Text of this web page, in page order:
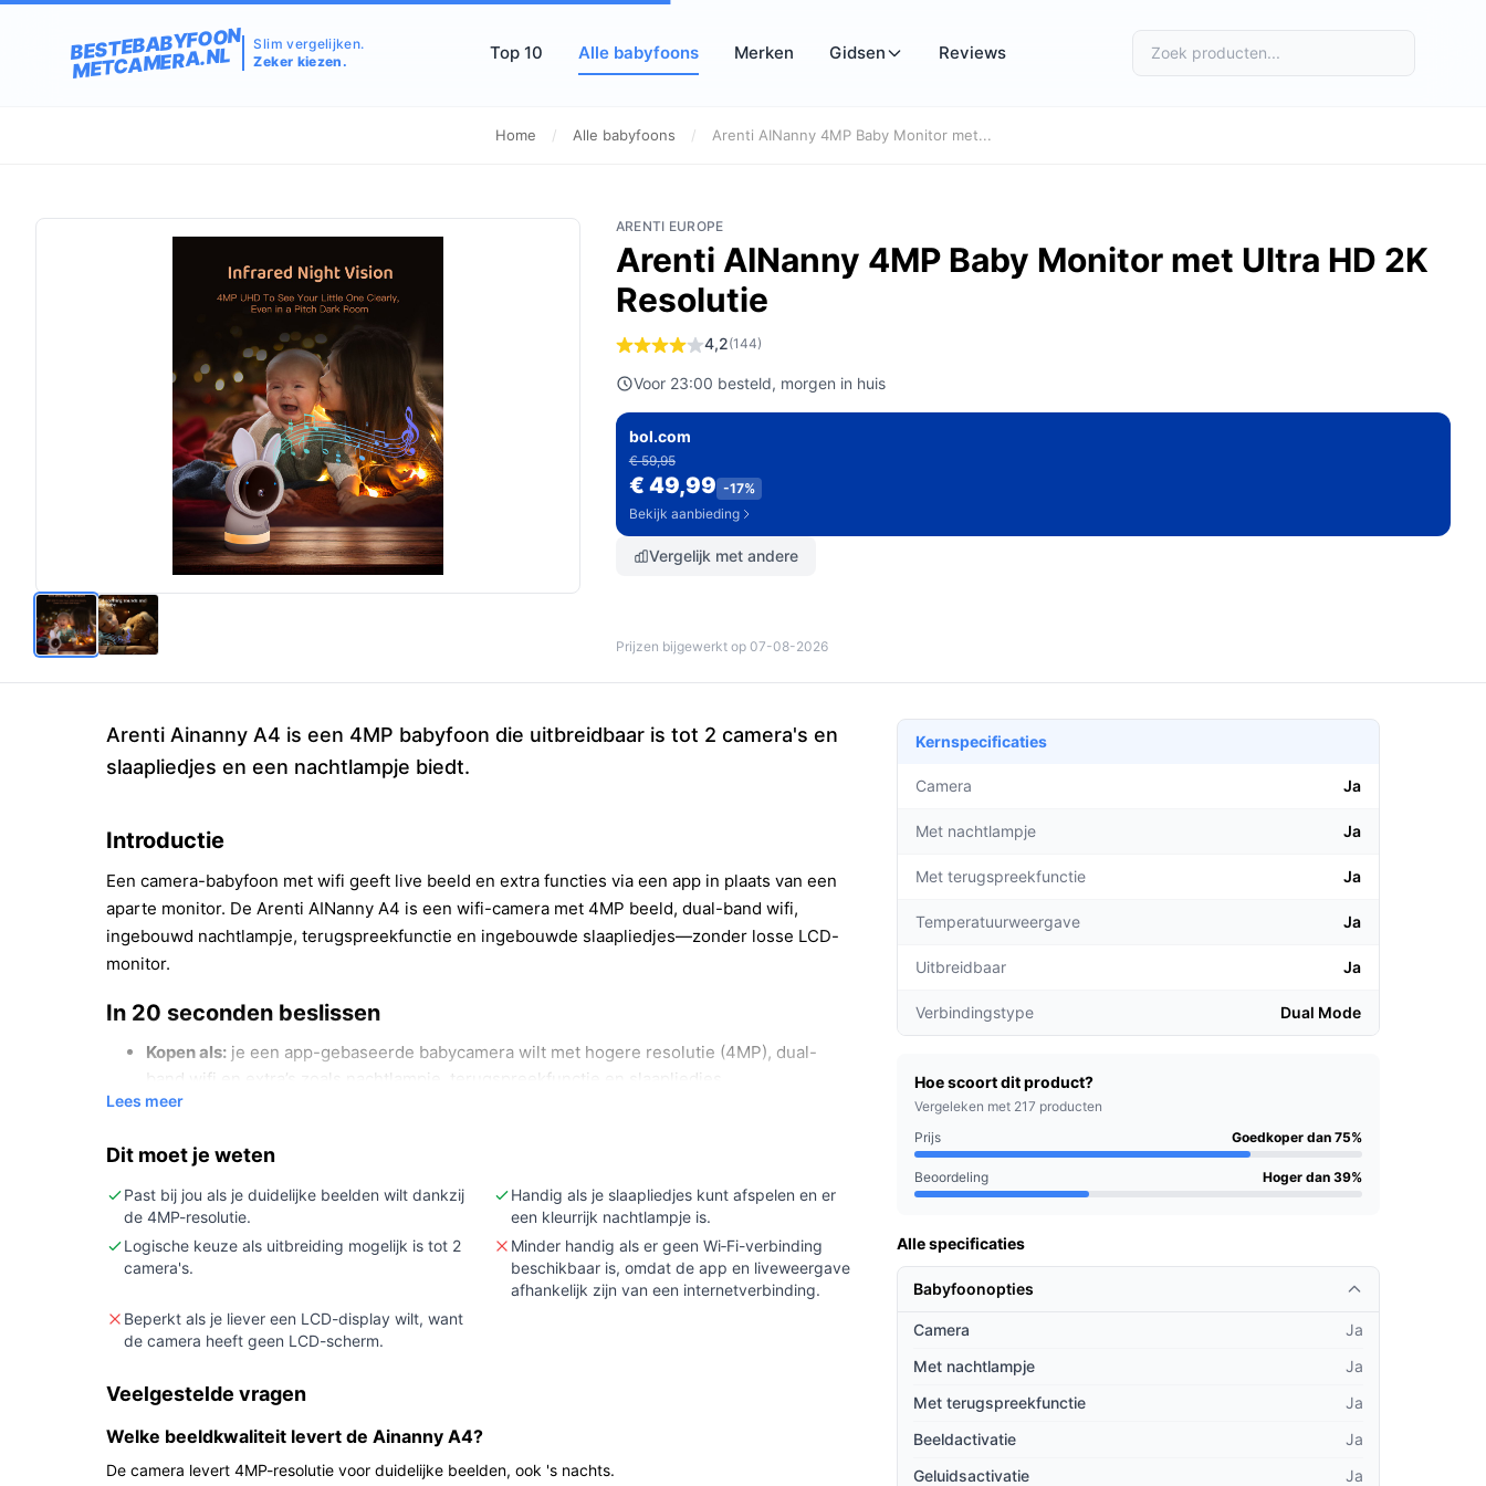
BESTEBABYFOON
METCAMERA.NL
Slim vergelijken.
Zeker kiezen.
Top 10 Alle babyfoons Merken Gidsen Reviews
Home / Alle babyfoons / Arenti AINanny 4MP Baby Monitor met...
ARENTI EUROPE
Arenti AINanny 4MP Baby Monitor met Ultra HD 2K
Resolutie
4,2(144)
Voor 23:00 besteld, morgen in huis
bol.com
€ 59,95
€ 49,99 -17%
Bekijk aanbieding
Vergelijk met andere
Prijzen bijgewerkt op 07-08-2026
Arenti Ainanny A4 is een 4MP babyfoon die uitbreidbaar is tot 2 camera's en
slaapliedjes en een nachtlampje biedt.
Introductie
Een camera-babyfoon met wifi geeft live beeld en extra functies via een app in plaats van een
aparte monitor. De Arenti AINanny A4 is een wifi-camera met 4MP beeld, dual-band wifi,
ingebouwd nachtlampje, terugspreekfunctie en ingebouwde slaapliedjes—zonder losse LCD-
monitor.
In 20 seconden beslissen
Kopen als: je een app-gebaseerde babycamera wilt met hogere resolutie (4MP), dual-
band wifi en extra’s zoals nachtlampje, terugspreekfunctie en slaapliedjes.
Niet kopen als:
Belangrijkste check:
ondersteuning of cloudopties) en de app-compatibiliteit passen bij jouw wensen.
Wat je in de praktijk merkt
Je bekijkt beeld en ontvangt meldingen via de gratis app (de camera komt zonder losse
monitor). Dankzij 4MP beeld kun je meer detail zien in de app vergeleken met lagere
resoluties; dual-band wifi helpt bij verbinding met zowel 2,4 GHz als 5 GHz netwerken.
ingebouwde slaapliedjes (de bron vermeldt 14 nummers) kun je vanaf de camera bedienen. De
een USB-adapter, een 3 meter USB-C-kabel en een muurplaatje voor montage.
Lees meer
Dit moet je weten
Past bij jou als je duidelijke beelden wilt dankzij
de 4MP-resolutie.
Handig als je slaapliedjes kunt afspelen en er
een kleurrijk nachtlampje is.
Logische keuze als uitbreiding mogelijk is tot 2
camera's.
Minder handig als er geen Wi‑Fi-verbinding
beschikbaar is, omdat de app en liveweergave
afhankelijk zijn van een internetverbinding.
Beperkt als je liever een LCD-display wilt, want
de camera heeft geen LCD-scherm.
Veelgestelde vragen
Welke beeldkwaliteit levert de Ainanny A4?
De camera levert 4MP-resolutie voor duidelijke beelden, ook 's nachts.
Kernspecificaties
Camera Ja
Met nachtlampje Ja
Met terugspreekfunctie Ja
Temperatuurweergave Ja
Uitbreidbaar Ja
Verbindingstype Dual Mode
Hoe scoort dit product?
Vergeleken met 217 producten
Prijs
Goedkoper dan 75%
Beoordeling Hoger dan 39%
Alle specificaties
Babyfoonopties
Camera
Ja
Met nachtlampje
Ja
Met terugspreekfunctie
Ja
Beeldactivatie
Ja
Geluidsactivatie
Ja